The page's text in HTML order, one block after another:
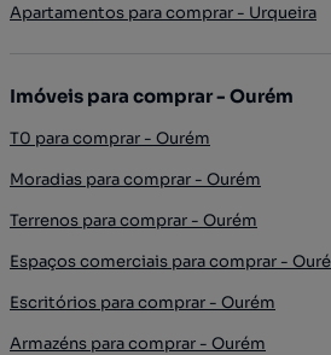
Apartamentos para comprar - Urqueira
Imóveis para comprar - Ourém
T0 para comprar - Ourém
Moradias para comprar - Ourém
Terrenos para comprar - Ourém
Espaços comerciais para comprar -
Escritórios para comprar - Ourém
Armazéns para comprar - Ourém